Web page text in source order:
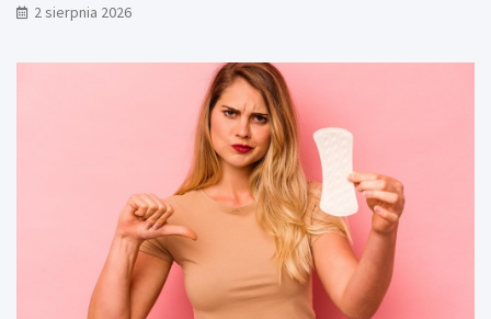
2 sierpnia 2026